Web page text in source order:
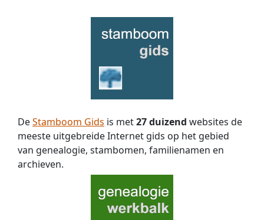
DeStamboom Gids is met27 duizend websites de
meeste uitgebreide Internet gids op het gebied
van genealogie, stambomen, familienamen en
archieven.